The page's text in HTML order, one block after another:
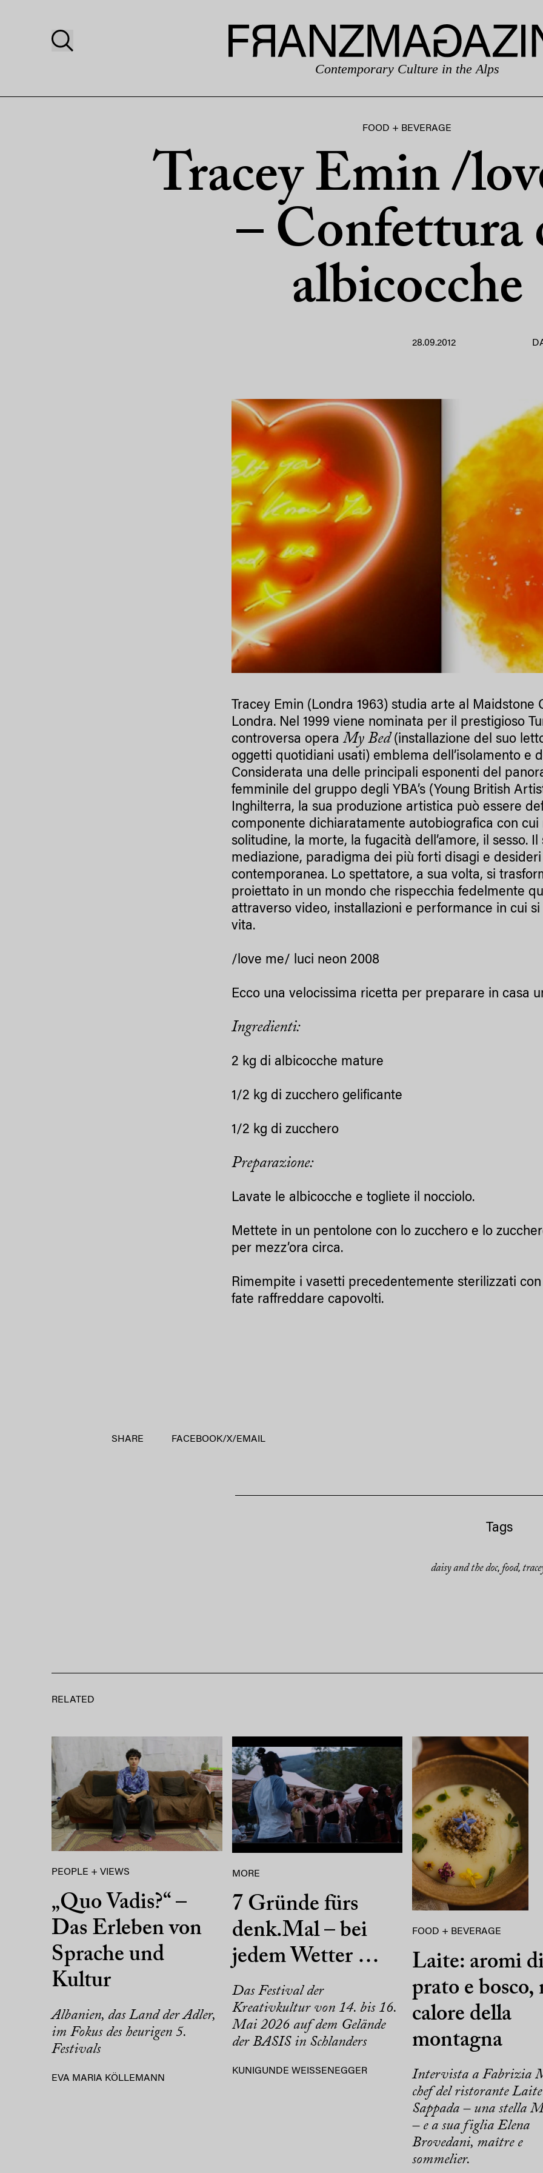
Contemporary Culture in the Alps
FOOD + BEVERAGE
Tracey Emin /
– Confettura
albicocche
28.09.2012
Tracey Emin (Londra 1963) studia arte al
Londra. Nel 1999 viene nominata per il prestigioso
controversa operaMy Bed(installazione del suo
oggetti quotidiani usati) emblema dell’isolamento e
Considerata una delle principali esponenti del
femminile del gruppo degli YBA’s (Young British
Inghilterra, la sua produzione artistica può essere
componente dichiaratamente autobiografica con
solitudine, la morte, la fugacità dell’amore, il sesso.
mediazione, paradigma dei più forti disagi e desideri
contemporanea. Lo spettatore, a sua volta, si
proiettato in un mondo che rispecchia fedelmente
attraverso video, installazioni e performance in cui
vita.
/love me/ luci neon 2008
Ecco una velocissima ricetta per preparare in casa
Ingredienti:
2 kg di albicocche mature
1/2 kg di zucchero gelificante
1/2 kg di zucchero
Preparazione:
Lavate le albicocche e togliete il nocciolo.
Mettete in un pentolone con lo zucchero e lo
per mezz’ora circa.
Rimempite i vasetti precedentemente sterilizzati
fate raffreddare capovolti.
SHARE FACEBOOK/X/ EMAIL
Tags
daisy and the doc, food,
RELATED
PEOPLE + VIEWS
„Quo Vadis?“ –
Das Erleben von
Sprache und
Kultur
Albanien, das Land der Adler,
im Fokus des heurigen 5.
Festivals
EVA MARIA KÖLLEMANN
MORE
7 Gründe fürs
denk.Mal – bei
jedem Wetter …
Das Festival der
Kreativkultur von 14. bis 16.
Mai 2026 auf dem Gelände
der BASIS in Schlanders
KUNIGUNDE WEISSENEGGER
FOOD + BEVERAGE
Laite: aromi
prato e bosco,
calore della
montagna
Intervista a Fabrizia
chef del ristorante
Sappada – una stella
– e a sua figlia Elena
Brovedani, maître e
sommelier.